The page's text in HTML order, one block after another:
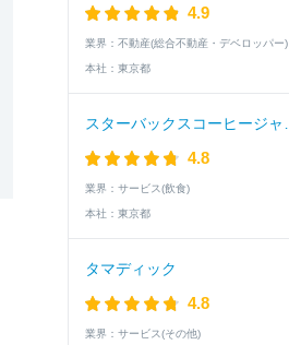
4.9
業界： 不動産(総合不動産・デベロッパー)
本社： 東京都
4.8
業界： サービス(飲食)
本社： 東京都
タマディック
4.8
業界： サービス(その他)